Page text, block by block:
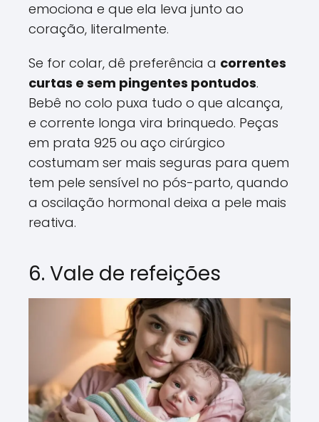
emociona e que ela leva junto ao
coração, literalmente.
Se for colar, dê preferência a correntes
curtas e sem pingentes pontudos.
Bebê no colo puxa tudo o que alcança,
e corrente longa vira brinquedo. Peças
em prata 925 ou aço cirúrgico
costumam ser mais seguras para quem
tem pele sensível no pós-parto, quando
a oscilação hormonal deixa a pele mais
reativa.
6. Vale de refeições